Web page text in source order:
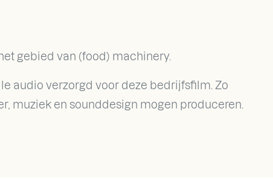
gebied van (food) machinery.
audio verzorgd voor deze bedrijfsfilm. Zo
muziek en sounddesign mogen produceren.